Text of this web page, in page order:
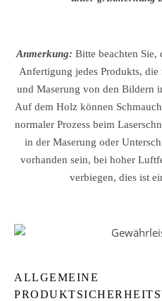
Anmerkung: Bitte beachten
Anfertigung jedes Produkts,
und Maserung von den Bildern
Auf dem Holz können
normaler Prozess beim
in der Maserung oder
vorhanden sein, bei hoher
verbiegen, dies ist
ALLGEMEINE